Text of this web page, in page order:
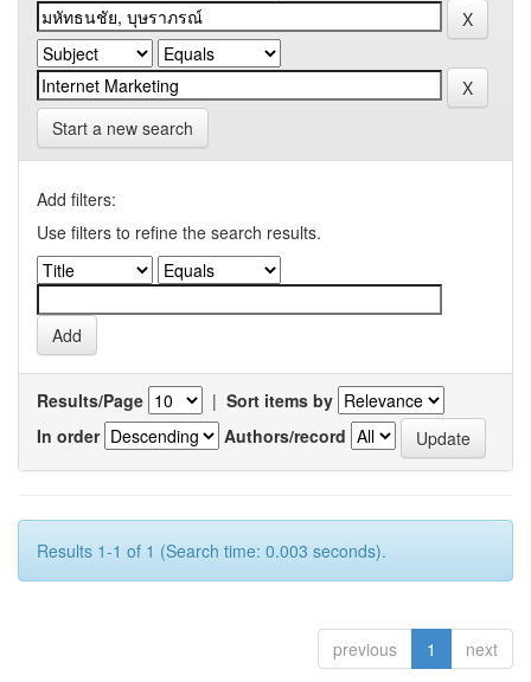
Start a new search
Add filters:
Use filters to refine the search results.
Results/Page | Sort items by
In order
Authors/record
Results 1-1 of 1 (Search time: 0.003 seconds).
previous 1 next